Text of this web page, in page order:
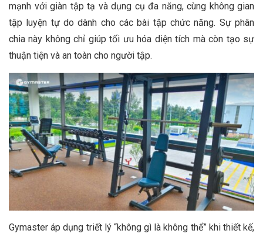
mạnh với giàn tập tạ và dụng cụ đa năng, cùng không gian
tập luyện tự do dành cho các bài tập chức năng. Sự phân
chia này không chỉ giúp tối ưu hóa diện tích mà còn tạo sự
thuận tiện và an toàn cho người tập.
Gymaster áp dụng triết lý “không gì là không thể” khi thiết kế,